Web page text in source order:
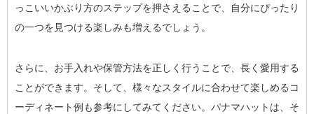
っこいいかぶり方のステップを押さえることで、自分にぴったり
の一つを見つける楽しみも増えるでしょう。
さらに、お手入れや保管方法を正しく行うことで、長く愛用する
ことができます。そして、様々なスタイルに合わせて楽しめるコ
ーディネート例も参考にしてみてください。パナマハットは、そ